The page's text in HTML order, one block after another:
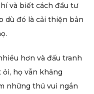
và biết cách đầu tư
dù đó là cải thiện bản
hơn và đấu tranh
họ vẫn khăng
những thú vui ngắn